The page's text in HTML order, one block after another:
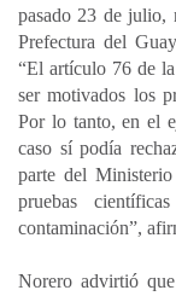
pasado 23 de julio,
Prefectura del
“El artículo 76 de
ser motivados los
Por lo tanto, en el
caso sí podía
parte del
pruebas
contaminación”,
Norero advirtió